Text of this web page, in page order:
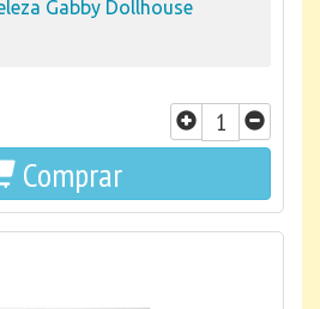
Gabby Dollhouse
Comprar